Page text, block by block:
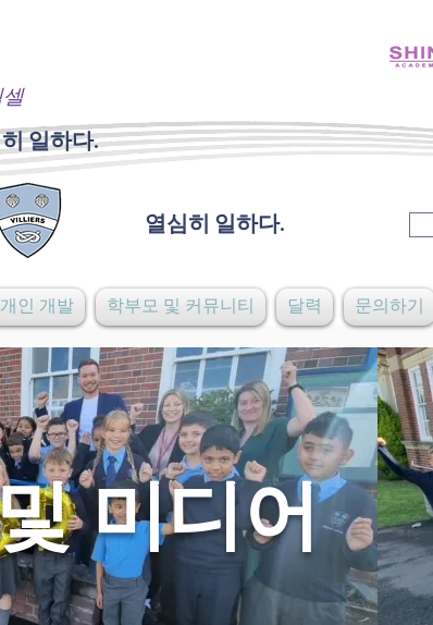
열심히 일하다.
일하다.
개인 개발 학부모 및 커뮤니티 달력 문의하기
미디어